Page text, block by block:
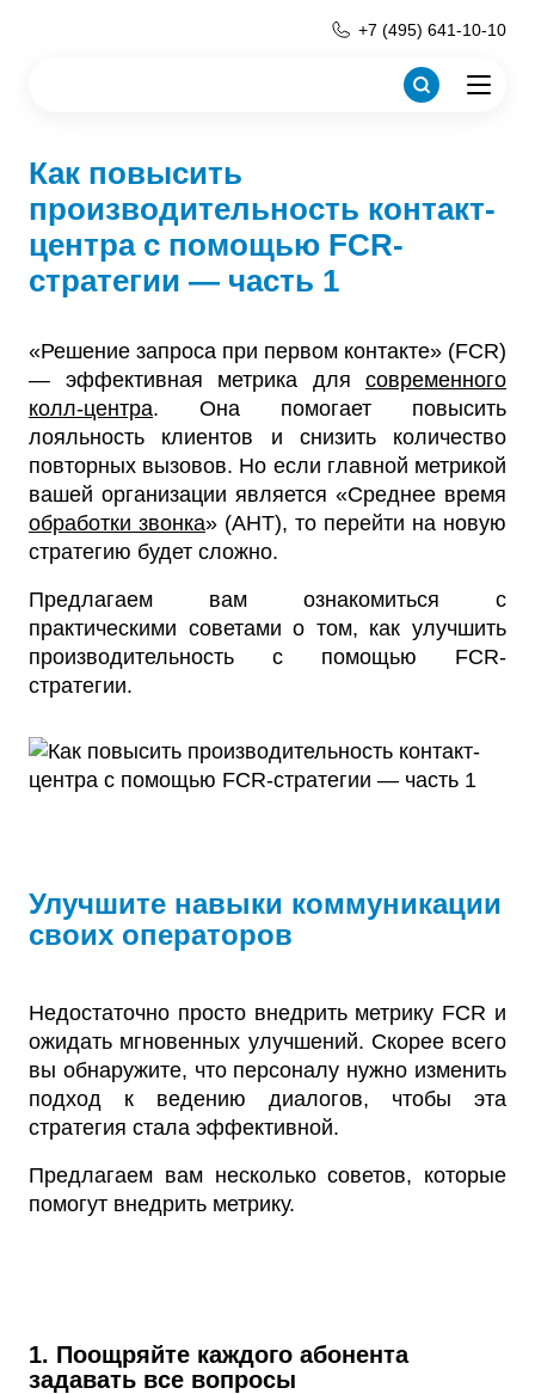
+7 (495) 641-10-10
Как повысить
производительность контакт-
центра с помощью FCR-
стратегии — часть 1
«Решение запроса при первом контакте» (FCR)
— эффективная метрика для современного
колл-центра. Она помогает повысить
лояльность клиентов и снизить количество
повторных вызовов. Но если главной метрикой
вашей организации является «Среднее время
обработки звонка» (AHT), то перейти на новую
стратегию будет сложно.
Предлагаем вам ознакомиться с
практическими советами о том, как улучшить
производительность с помощью FCR-
стратегии.
Улучшите навыки коммуникации
своих операторов
Недостаточно просто внедрить метрику FCR и
ожидать мгновенных улучшений. Скорее всего
вы обнаружите, что персоналу нужно изменить
подход к ведению диалогов, чтобы эта
стратегия стала эффективной.
Предлагаем вам несколько советов, которые
помогут внедрить метрику.
1. Поощряйте каждого абонента
задавать все вопросы